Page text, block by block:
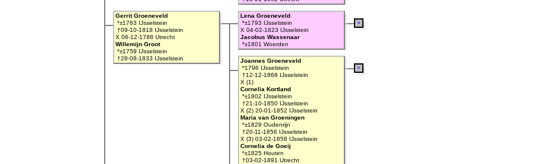
Lena Groeneveld
*±1793 IJsselstein
X 04-02-1823 IJsselstein
Jacobus Wassenaar
*±1801 Woerden
>
Joannes Groeneveld
*1796 IJsselstein
†12-12-1868 IJsselstein
X (1)
Cornelia Kortland
*±1802 IJsselstein
†21-10-1850 IJsselstein
X (2) 20-01-1852 IJsselstein
Maria van Groeningen
*±1829 Oudenrijn
†20-11-1856 IJsselstein
X (3) 03-02-1858 IJsselstein
Cornelia de Goeij
*±1825 Houten
†03-02-1891 Utrecht
>
Gerrit Groeneveld
*±1763 IJsselstein
†09-10-1818 IJsselstein
X 06-12-1788 Utrecht
Willemijn Groot
*±1759 IJsselstein
†28-08-1833 IJsselstein